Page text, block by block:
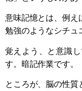
意味記憶とは、例え
勉強のようなシチュ
覚えよう、と意識
す。暗記作業です。
ところが、脳の性質